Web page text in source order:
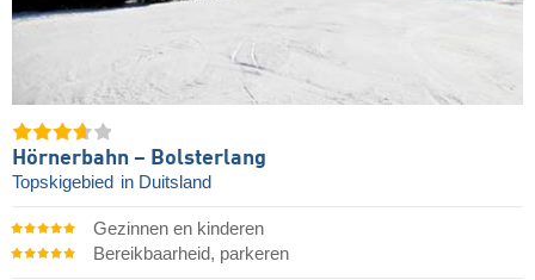
Hörnerbahn – Bolsterlang
Topskigebied in Duitsland
Gezinnen en kinderen
Bereikbaarheid, parkeren